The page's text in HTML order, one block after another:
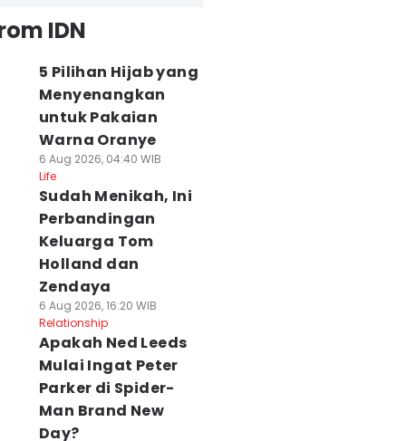
IDN
5 Pilihan Hijab yang
Menyenangkan
untuk Pakaian
Warna Oranye
6 Aug 2026, 04:40 WIB
Life
Sudah Menikah, Ini
Perbandingan
Keluarga Tom
Holland dan
Zendaya
6 Aug 2026, 16:20 WIB
Relationship
Apakah Ned Leeds
Mulai Ingat Peter
Parker di Spider-
Man Brand New
Day?